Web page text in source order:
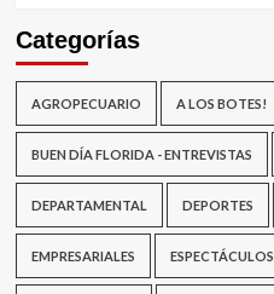
Categorías
AGROPECUARIO A LOS BOTES!
BUEN DÍA FLORIDA - ENTREVISTAS
DEPARTAMENTAL DEPORTES
EMPRESARIALES ESPECTÁCULOS